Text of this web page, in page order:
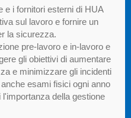
e i fornitori esterni di HUA
sul lavoro e fornire un
la sicurezza.
pre-lavoro e in-lavoro e
gli obiettivi di aumentare
e minimizzare gli incidenti
esami fisici ogni anno
della gestione